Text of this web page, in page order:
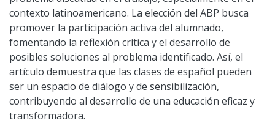
contexto latinoamericano. La elección del ABP busca
promover la participación activa del alumnado,
fomentando la reflexión crítica y el desarrollo de
posibles soluciones al problema identificado. Así, el
artículo demuestra que las clases de español pueden
ser un espacio de diálogo y de sensibilización,
contribuyendo al desarrollo de una educación eficaz y
transformadora.